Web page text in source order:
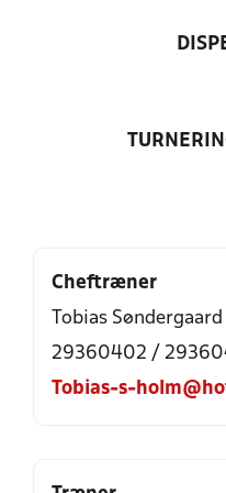
Cheftræner
Tobias
29360402 /
Tobias-s-